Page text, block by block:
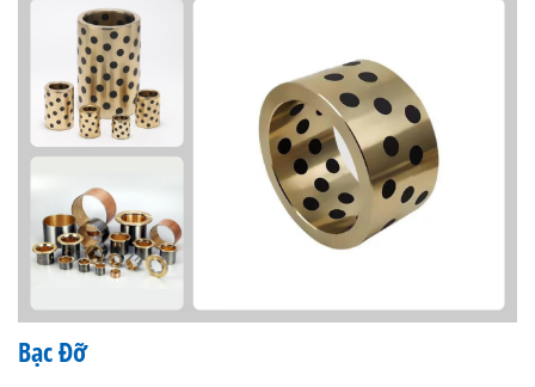
Bạc Đỡ